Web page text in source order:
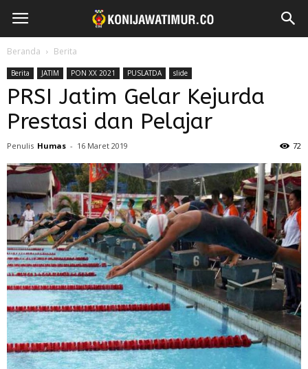
Beranda Berita
Berita JATIM PON XX 2021 PUSLATDA slide
PRSI Jatim Gelar Kejurda
Prestasi dan Pelajar
Penulis Humas - 16 Maret 2019 72